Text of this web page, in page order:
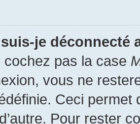
je déconnecté
cochez pas la case
vous ne
Ceci permet
Pour rester